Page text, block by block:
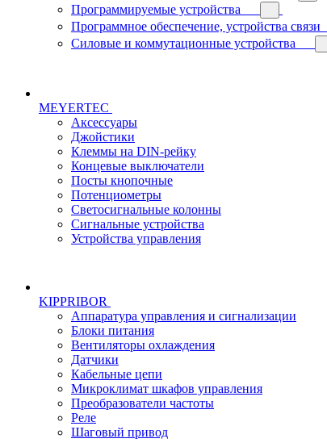
Программируемые устройства
Программное обеспечение, устройства связи
Силовые и коммутационные устройства
MEYERTEC
Аксессуары
Джойстики
Клеммы на DIN-рейку
Концевые выключатели
Посты кнопочные
Потенциометры
Светосигнальные колонны
Сигнальные устройства
Устройства управления
KIPPRIBOR
Аппаратура управления и сигнализации
Блоки питания
Вентиляторы охлаждения
Датчики
Кабельные цепи
Микроклимат шкафов управления
Преобразователи частоты
Реле
Шаговый привод